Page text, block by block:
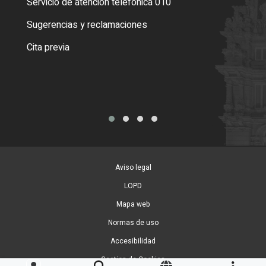
Sugerencias y reclamaciones
Cita previa
Aviso legal
LOPD
Mapa web
Normas de uso
Accesibilidad
Gestion de Cookies